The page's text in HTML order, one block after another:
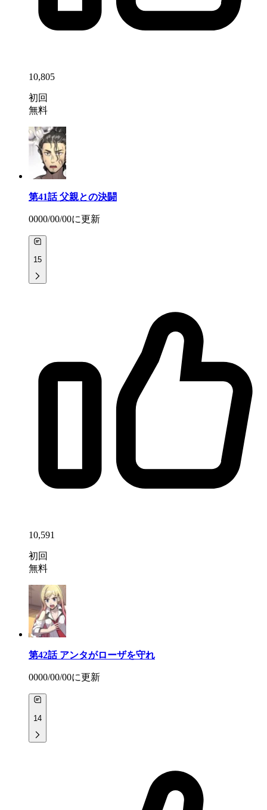
10,805
初回
無料
第41話 父親との決闘
0000/00/00に更新
15
10,591
初回
無料
第42話 アンタがローザを守れ
0000/00/00に更新
14